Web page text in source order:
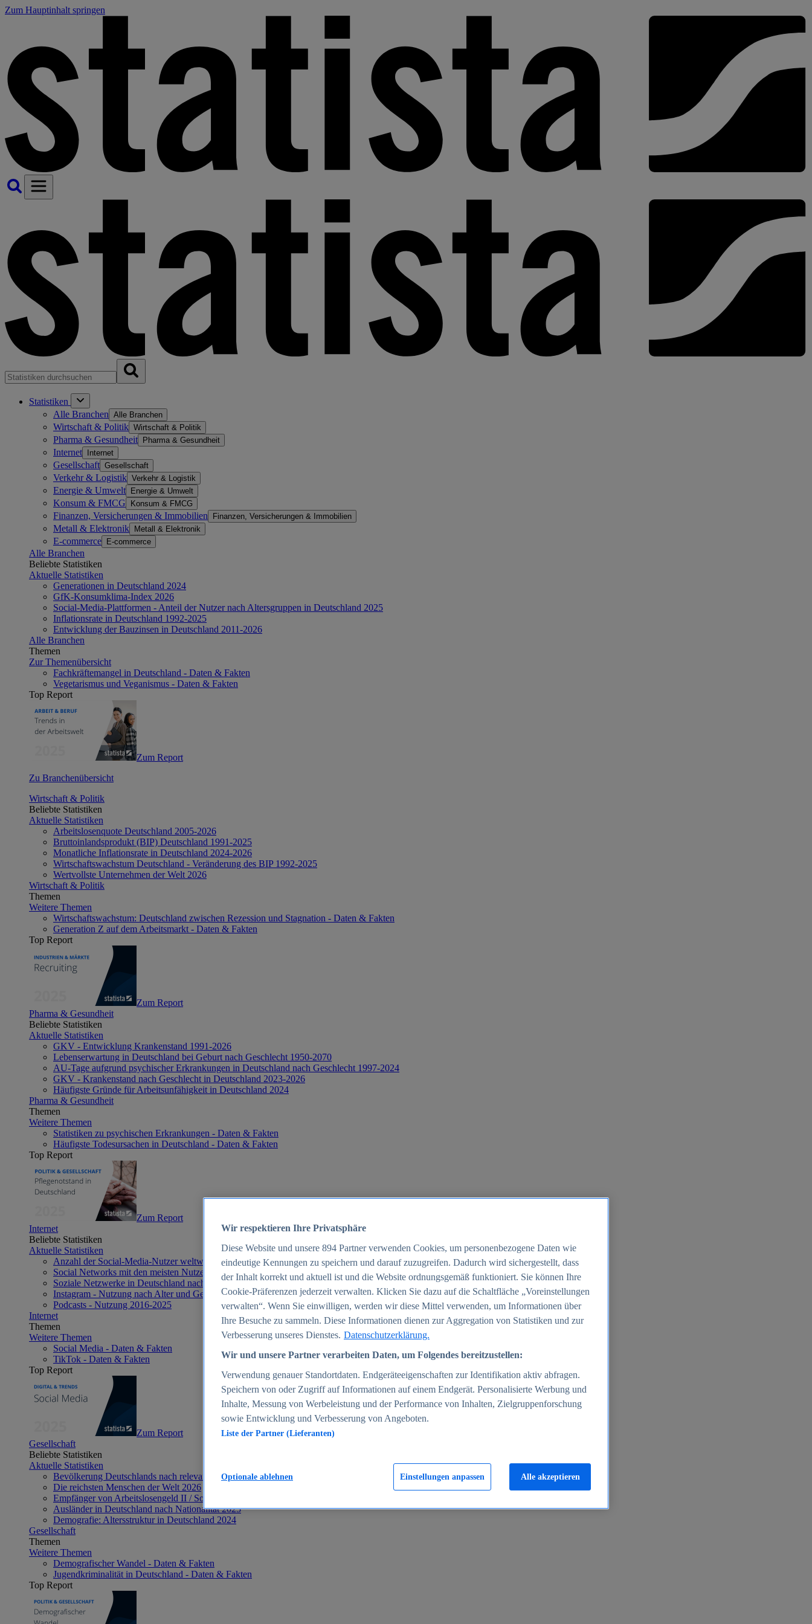
Zum Hauptinhalt springen
Statistiken
Alle Branchen Alle Branchen
Wirtschaft & Politik Wirtschaft & Politik
Pharma & Gesundheit Pharma & Gesundheit
Internet Internet
Gesellschaft Gesellschaft
Verkehr & Logistik Verkehr & Logistik
Energie & Umwelt Energie & Umwelt
Konsum & FMCG Konsum & FMCG
Finanzen, Versicherungen & Immobilien Finanzen, Versicherungen & Immobilien
Metall & Elektronik Metall & Elektronik
E-commerce E-commerce
Alle Branchen
Beliebte Statistiken
Aktuelle Statistiken
Generationen in Deutschland 2024
GfK-Konsumklima-Index 2026
Social-Media-Plattformen - Anteil der Nutzer nach Altersgruppen in Deutschland 2025
Inflationsrate in Deutschland 1992-2025
Entwicklung der Bauzinsen in Deutschland 2011-2026
Alle Branchen
Themen
Zur Themenübersicht
Fachkräftemangel in Deutschland - Daten & Fakten
Vegetarismus und Veganismus - Daten & Fakten
Top Report
Zum Report
Zu Branchenübersicht
Wirtschaft & Politik
Beliebte Statistiken
Aktuelle Statistiken
Arbeitslosenquote Deutschland 2005-2026
Bruttoinlandsprodukt (BIP) Deutschland 1991-2025
Monatliche Inflationsrate in Deutschland 2024-2026
Wirtschaftswachstum Deutschland - Veränderung des BIP 1992-2025
Wertvollste Unternehmen der Welt 2026
Wirtschaft & Politik
Themen
Weitere Themen
Wirtschaftswachstum: Deutschland zwischen Rezession und Stagnation - Daten & Fakten
Generation Z auf dem Arbeitsmarkt - Daten & Fakten
Top Report
Zum Report
Pharma & Gesundheit
Beliebte Statistiken
Aktuelle Statistiken
GKV - Entwicklung Krankenstand 1991-2026
Lebenserwartung in Deutschland bei Geburt nach Geschlecht 1950-2070
AU-Tage aufgrund psychischer Erkrankungen in Deutschland nach Geschlecht 1997-2024
GKV - Krankenstand nach Geschlecht in Deutschland 2023-2026
Häufigste Gründe für Arbeitsunfähigkeit in Deutschland 2024
Pharma & Gesundheit
Themen
Weitere Themen
Statistiken zu psychischen Erkrankungen - Daten & Fakten
Häufigste Todesursachen in Deutschland - Daten & Fakten
Top Report
Zum Report
Internet
Beliebte Statistiken
Aktuelle Statistiken
Anzahl der Social-Media-Nutzer weltweit 2012-2025
Social Networks mit den meisten Nutzern weltweit 2025
Soziale Netzwerke in Deutschland nach Generationen 2025
Instagram - Nutzung nach Alter und Geschlecht in Deutschland 2025
Podcasts - Nutzung 2016-2025
Internet
Themen
Weitere Themen
Social Media - Daten & Fakten
TikTok - Daten & Fakten
Top Report
Zum Report
Gesellschaft
Beliebte Statistiken
Aktuelle Statistiken
Bevölkerung Deutschlands nach relevanten Altersgruppen 2024
Die reichsten Menschen der Welt 2026
Empfänger von Arbeitslosengeld II / Sozialgeld / Bürgergeld in Deutschland 2005-2025
Ausländer in Deutschland nach Nationalität 2025
Demografie: Altersstruktur in Deutschland 2024
Gesellschaft
Themen
Weitere Themen
Demografischer Wandel - Daten & Fakten
Jugendkriminalität in Deutschland - Daten & Fakten
Top Report
Wir respektieren Ihre Privatsphäre
Diese Website und unsere 894 Partner verwenden Cookies, um personenbezogene Daten wie
eindeutige Kennungen zu speichern und darauf zuzugreifen. Dadurch wird sichergestellt, dass
der Inhalt korrekt und aktuell ist und die Website ordnungsgemäß funktioniert. Sie können Ihre
Cookie-Präferenzen jederzeit verwalten. Klicken Sie dazu auf die Schaltfläche „Voreinstellungen
verwalten“. Wenn Sie einwilligen, werden wir diese Mittel verwenden, um Informationen über
Ihre Besuche zu sammeln. Diese Informationen dienen zur Aggregation von Statistiken und zur
Verbesserung unseres Dienstes. Datenschutzerklärung.
Wir und unsere Partner verarbeiten Daten, um Folgendes bereitzustellen:
Verwendung genauer Standortdaten. Endgeräteeigenschaften zur Identifikation aktiv abfragen.
Speichern von oder Zugriff auf Informationen auf einem Endgerät. Personalisierte Werbung und
Inhalte, Messung von Werbeleistung und der Performance von Inhalten, Zielgruppenforschung
sowie Entwicklung und Verbesserung von Angeboten.
Liste der Partner (Lieferanten)
Einstellungen anpassen
Optionale ablehnen Alle akzeptieren